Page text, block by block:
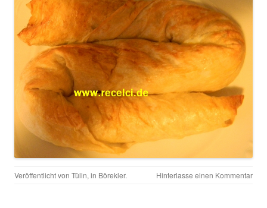
Veröffentlicht von Tülin, in Börekler. Hinterlasse einen Kommentar